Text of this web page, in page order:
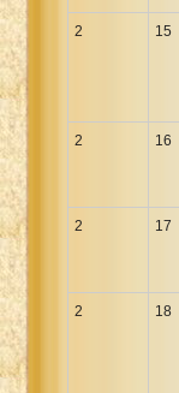
2 15
2 16
2 17
2 18